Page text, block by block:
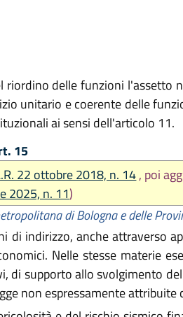
riordino delle funzioni l'assetto
unitario e coerente delle
ai sensi dell'articolo 11.
15
22 ottobre 2018, n. 14, poi
2025, n. 11)
di Bologna e delle
di indirizzo, anche attraverso
Nelle stesse materie
supporto allo svolgimento
non espressamente attribuite